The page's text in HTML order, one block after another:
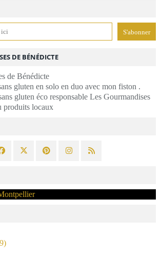
DE BÉNÉDICTE
gluten en solo en duo avec mon fiston .
gluten éco responsable Les Gourmandises
produits locaux